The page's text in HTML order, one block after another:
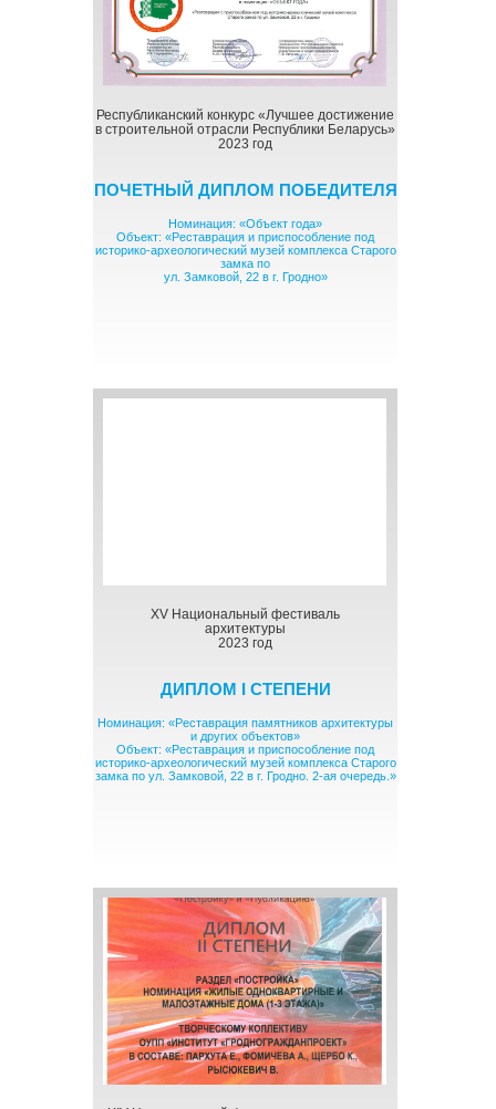
Республиканский конкурс «Лучшее достижение
в строительной отрасли Республики Беларусь»
2023 год
Номинация: «Объект года»
Объект: «Реставрация и приспособление под
историко-археологический музей комплекса Старого
замка по
ул. Замковой, 22 в г. Гродно»
ПОЧЕТНЫЙ ДИПЛОМ ПОБЕДИТЕЛЯ
XV Национальный фестиваль
архитектуры
2023 год
Номинация: «Реставрация памятников архитектуры
и других объектов»
Объект: «Реставрация и приспособление под
историко-археологический музей комплекса Старого
замка по ул. Замковой, 22 в г. Гродно. 2-ая очередь.»
ДИПЛОМ I СТЕПЕНИ